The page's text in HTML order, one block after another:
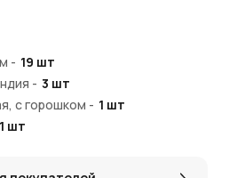
каждый цветок наполнен
восхищение, любовь и
стебли, придавая
элегантность букета,
- 19 шт
- 3 шт
с горошком - 1 шт
1 шт